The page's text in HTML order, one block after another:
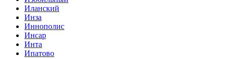
Иланский
Инза
Иннополис
Инсар
Инта
Ипатово